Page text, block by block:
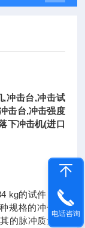
,冲击台,冲击试
击台,冲击强度
下冲击机(进口
kg的试件，台
规格的冲击试
的脉冲质量和
电话咨询